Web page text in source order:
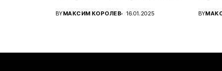
Украины...
BYМАКСИМ КОРОЛЕВ 16.01.2025 BY